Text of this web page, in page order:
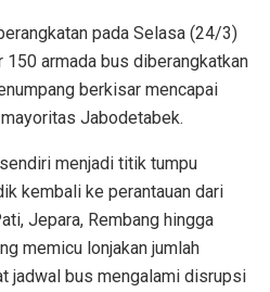
pada Selasa (24/3)
armada bus diberangkatkan
berkisar mencapai
Jabodetabek.
menjadi titik tumpu
kembali ke perantauan dari
Jepara, Rembang hingga
memicu lonjakan jumlah
jadwal bus mengalami disrupsi